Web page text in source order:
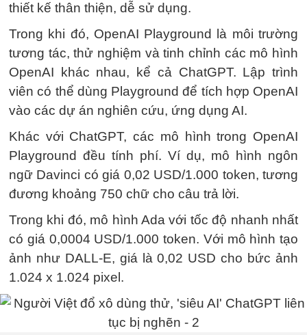
thiết kế thân thiện, dễ sử dụng.
Trong khi đó, OpenAI Playground là môi trường
tương tác, thử nghiệm và tinh chỉnh các mô hình
OpenAI khác nhau, kể cả ChatGPT. Lập trình
viên có thể dùng Playground để tích hợp OpenAI
vào các dự án nghiên cứu, ứng dụng AI.
Khác với ChatGPT, các mô hình trong OpenAI
Playground đều tính phí. Ví dụ, mô hình ngôn
ngữ Davinci có giá 0,02 USD/1.000 token, tương
đương khoảng 750 chữ cho câu trả lời.
Trong khi đó, mô hình Ada với tốc độ nhanh nhất
có giá 0,0004 USD/1.000 token. Với mô hình tạo
ảnh như DALL-E, giá là0,02 USD cho bức ảnh
1.024 x 1.024 pixel.